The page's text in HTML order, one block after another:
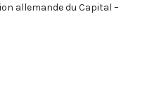
allemande du Capital –